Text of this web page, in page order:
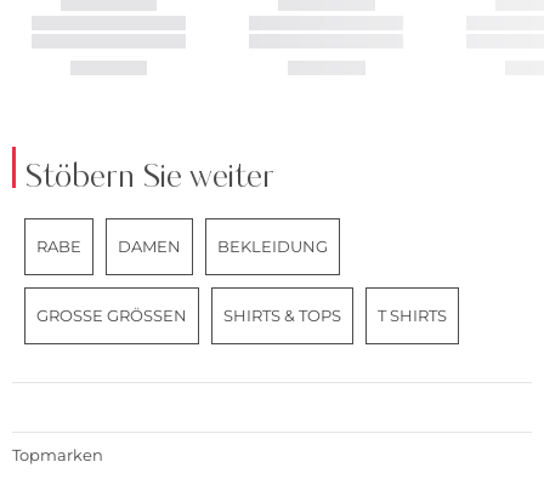
Stöbern Sie weiter
RABE DAMEN BEKLEIDUNG
GROSSE GRÖSSEN SHIRTS & TOPS T SHIRTS
Topmarken